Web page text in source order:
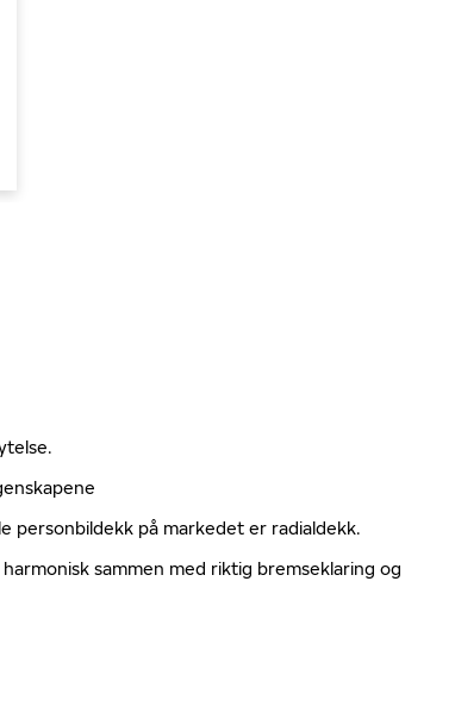
personbildekk på markedet er radialdekk.
sammen med riktig bremseklaring og